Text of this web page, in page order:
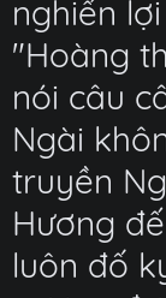
nghiến
"Hoàng
nói câu
Ngài
truyền
Hương
luôn đố